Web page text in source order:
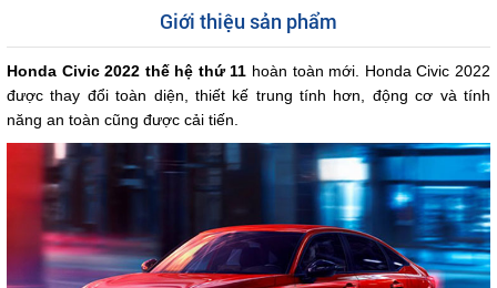
Giới thiệu sản phẩm
Honda Civic 2022 thế hệ thứ 11 hoàn toàn mới. Honda Civic 2022
được thay đổi toàn diện, thiết kế trung tính hơn, động cơ và tính
năng an toàn cũng được cải tiến.